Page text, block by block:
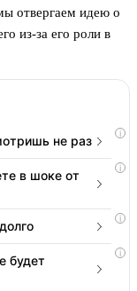
отвергаем идею о
из-за его роли в
i
не раз
i
в шоке от
i
i
будет